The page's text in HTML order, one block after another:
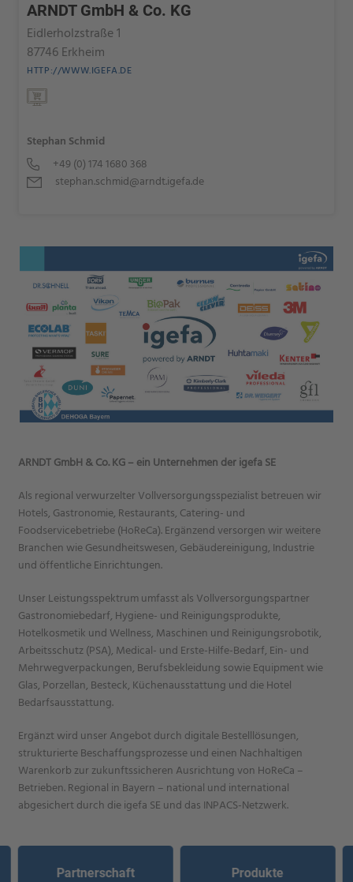
ARNDT GmbH & Co. KG
Eidlerholzstraße 1
87746 Erkheim
HTTP://WWW.IGEFA.DE
Stephan Schmid
+49 (0) 174 1680 368
stephan.schmid@arndt.igefa.de
ARNDT GmbH & Co. KG – ein Unternehmen der igefa SE
Als regional verwurzelter Vollversorgungsspezialist betreuen wir
Hotels, Gastronomie, Restaurants, Catering- und
Foodservicebetriebe (HoReCa). Ergänzend versorgen wir weitere
Branchen wie Gesundheitswesen, Gebäudereinigung, Industrie
und öffentliche Einrichtungen.
Unser Leistungsspektrum umfasst als Vollversorgungspartner
Gastronomiebedarf, Hygiene- und Reinigungsprodukte,
Hotelkosmetik und Wellness, Maschinen und Reinigungsrobotik,
Arbeitsschutz (PSA), Medical- und Erste-Hilfe-Bedarf, Ein- und
Mehrwegverpackungen, Berufsbekleidung sowie Equipment wie
Glas, Porzellan, Besteck, Küchenausstattung und die Hotel
Bedarfsausstattung.
Ergänzt wird unser Angebot durch digitale Bestelllösungen,
strukturierte Beschaffungsprozesse und einen Nachhaltigen
Warenkorb zur zukunftssicheren Ausrichtung von HoReCa –
Betrieben. Regional in Bayern – national und international
abgesichert durch die igefa SE und das INPACS-Netzwerk.
Partnerschaft Produkte